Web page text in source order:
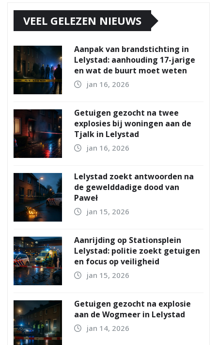
VEEL GELEZEN NIEUWS
Aanpak van brandstichting in
Lelystad: aanhouding 17-jarige
en wat de buurt moet weten
jan 16, 2026
Getuigen gezocht na twee
explosies bij woningen aan de
Tjalk in Lelystad
jan 16, 2026
Lelystad zoekt antwoorden na
de gewelddadige dood van
Paweł
jan 15, 2026
Aanrijding op Stationsplein
Lelystad: politie zoekt getuigen
en focus op veiligheid
jan 15, 2026
Getuigen gezocht na explosie
aan de Wogmeer in Lelystad
jan 14, 2026